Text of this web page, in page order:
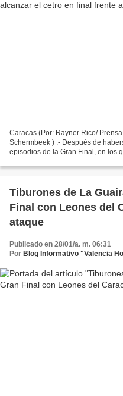
Caracas (Por: Rayner Rico/
Schermbeek ) .- Después de
episodios de la Gran Final, en los
Tiburones de La
Final con Leones del
ataque
Publicado en 28/01/a. m. 06:31
Por Blog Informativo "Valencia